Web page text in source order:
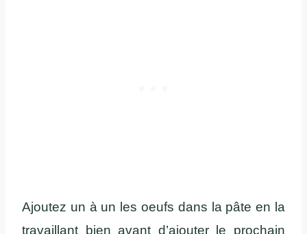
Ajoutez un à un les oeufs dans la pâte en la
travaillant bien avant d’ajouter le prochain